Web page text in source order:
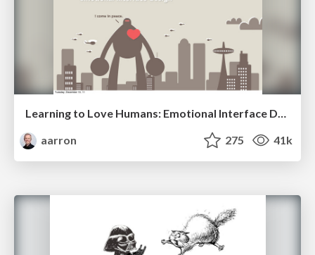
Learning to Love Humans: Emotional Interface Design
aarron
275 41k